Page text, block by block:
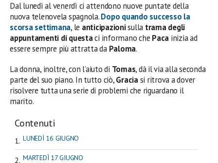
Dal lunedì al venerdì ci attendono nuove puntate della
nuova telenovela spagnola.Dopo quando successo la
scorsa settimana, le anticipazionisulla trama degli
appuntamenti di questaci informano che Paca inizia ad
essere sempre più attratta da Paloma.
La donna, inoltre, con l’aiuto di Tomas, dà il via alla seconda
parte del suo piano. In tutto ciò,Graciasi ritrova a dover
risolvere tutta una serie di problemi che riguardano il
marito.
Contenuti
LUNEDÌ 16 GIUGNO
MARTEDÌ 17 GIUGNO